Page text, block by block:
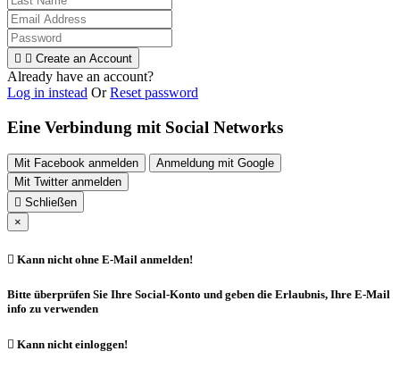
  Create an Account
Already have an account?
Log in instead OrReset password
Eine Verbindung mit Social Networks
Mit Facebook anmelden
Anmeldung mit Google
Mit Twitter anmelden
 Schließen
×
 Kann nicht ohne E-Mail anmelden!
Bitte überprüfen Sie Ihre Social-Konto und geben die Erlaubnis, Ihre E-Mail
info zu verwenden
 Kann nicht einloggen!